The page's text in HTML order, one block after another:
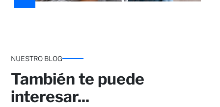
NUESTRO BLOG
También te puede
interesar...